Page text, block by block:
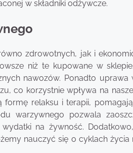
w składniki odżywcze.
zdrowotnych, jak i
niż te kupowane w
nawozów. Ponadto uprawa
co korzystnie wpływa na
formę relaksu i terapii,
warzywnego pozwala
na żywność.
nauczyć się o cyklach